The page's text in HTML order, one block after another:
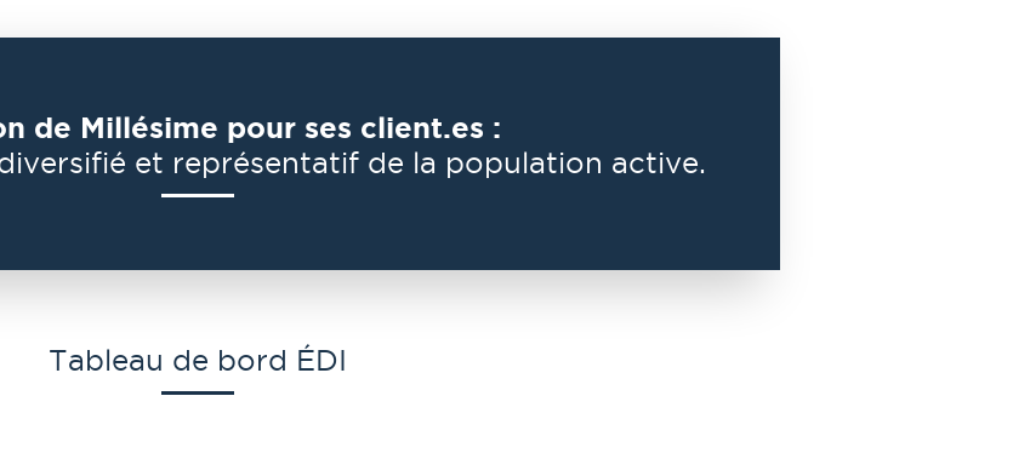
de Millésime pour ses client.es :
et représentatif de la population active.
Tableau de bord ÉDI